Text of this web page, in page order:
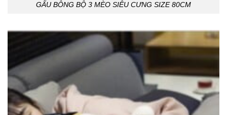
GẤU BÔNG BỘ 3 MÈO SIÊU CƯNG SIZE 80CM